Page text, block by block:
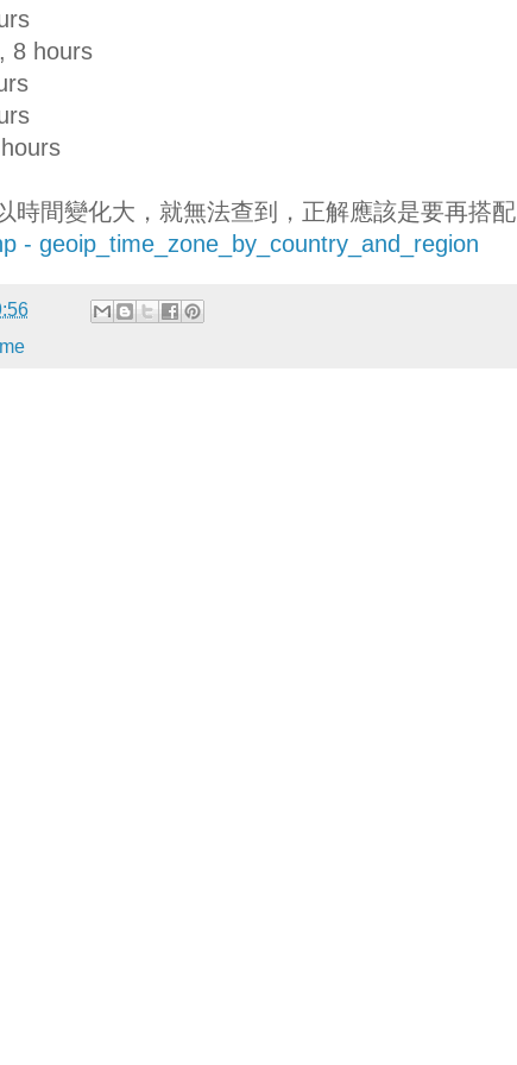
8 hours
時間變化大，就無法查到，正解應該是要再搭配
- geoip_time_zone_by_country_and_region